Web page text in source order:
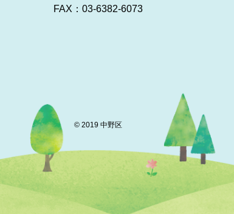
FAX：03-6382-6073
© 2019 中野区